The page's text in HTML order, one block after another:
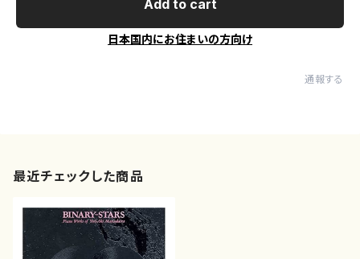
Add to cart
日本国内にお住まいの方向け
通報する
最近チェックした商品